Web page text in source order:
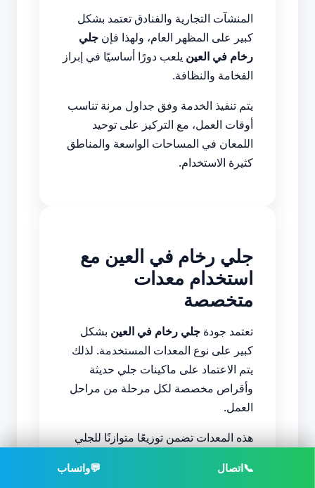
المنشآت التجارية والفنادق تعتمد بشكل
كبير على المظهر العام، ولهذا فإن جلي
رخام في العين يلعب دورًا أساسيًا في إبراز
الفخامة والنظافة.
يتم تنفيذ الخدمة وفق جداول مرنة تناسب
أوقات العمل، مع التركيز على توحيد
اللمعان في المساحات الواسعة والمناطق
كثيرة الاستخدام.
جلي رخام في العين مع
استخدام معدات
متخصصة
تعتمد جودة جلي رخام في العين بشكل
كبير على نوع المعدات المستخدمة. لذلك
يتم الاعتماد على ماكينات جلي حديثة
وأقراص مخصصة لكل مرحلة من مراحل
العمل.
هذه المعدات تضمن توزيعًا متوازنًا للجلي
على السطح.
📞اتصال 💬واتساب